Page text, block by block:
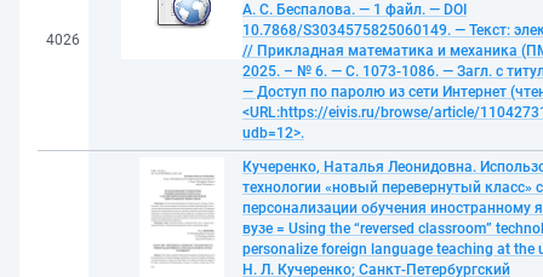
4026
А. С. Беспалова. — 1 файл. — DOI
10.7868/S3034575825060149. — Текст:
// Прикладная математика и механика
2025. – № 6. — С. 1073-1086. — Загл. с
— Доступ по паролю из сети Интернет
<URL:https://eivis.ru/browse/article/
udb=12>.
Кучеренко, Наталья Леонидовна.
технологии «новый перевернутый класс»
персонализации обучения иностранному
вузе = Using the “reversed classroom”
personalize foreign language teaching at the
Н. Л. Кучеренко; Санкт-Петербургский